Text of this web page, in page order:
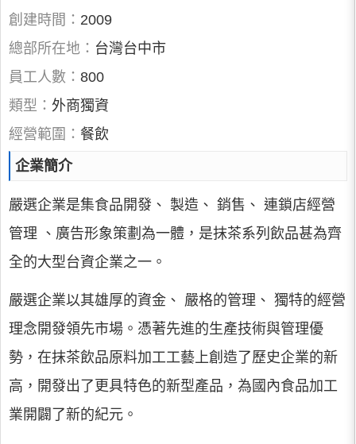
創建時間： 2009
總部所在地： 台灣台中市
員工人數： 800
類型： 外商獨資
經營範圍： 餐飲
企業簡介
嚴選企業是集食品開發、 製造、 銷售、 連鎖店經營
管理 、廣告形象策劃為一體，是抹茶系列飲品甚為齊
全的大型台資企業之一。
嚴選企業以其雄厚的資金、 嚴格的管理、 獨特的經營
理念開發領先市場。憑著先進的生產技術與管理優
勢，在抹茶飲品原料加工工藝上創造了歷史企業的新
高，開發出了更具特色的新型產品，為國內食品加工
業開闢了新的紀元。